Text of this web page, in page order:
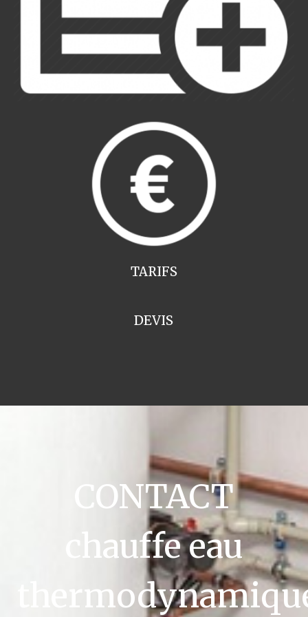
TARIFS
DEVIS
CONTACT
chauffe eau